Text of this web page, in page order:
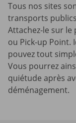
Tous nos sites
transports
Attachez-le sur le
ou Pick-up Point.
pouvez tout
Vous pourrez
quiétude après
déménagement.